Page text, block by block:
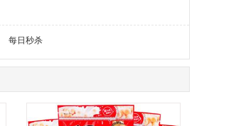
每日秒杀